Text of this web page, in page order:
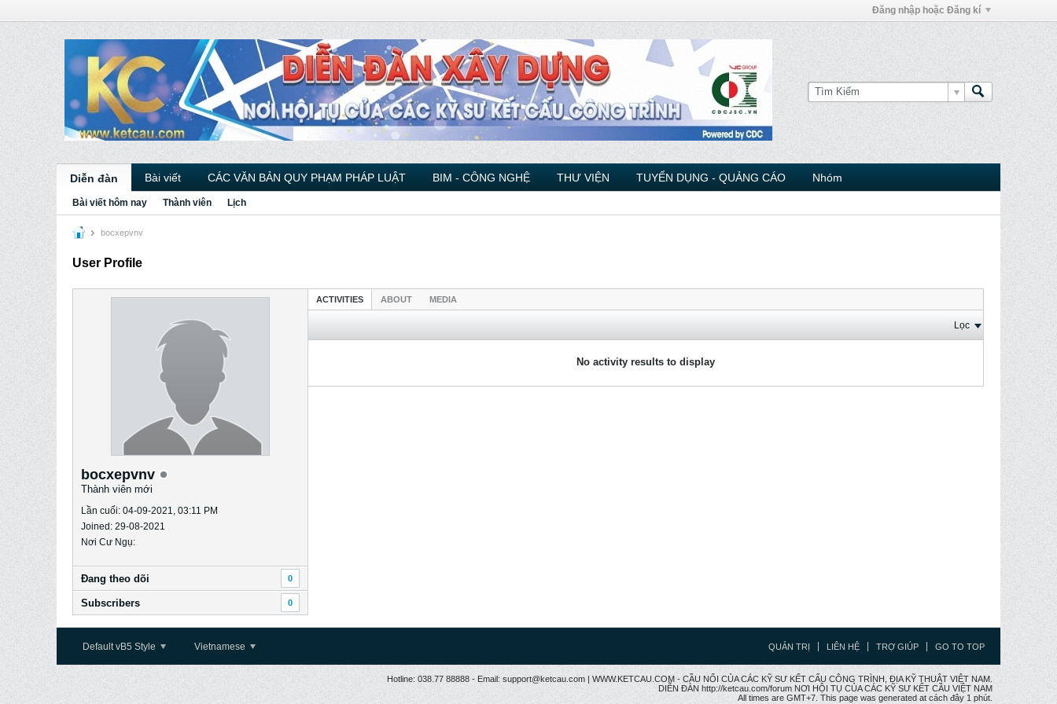
Đăng nhập hoặc Đăng kí
Diễn đàn Bài viết CÁC VĂN BẢN QUY PHẠM PHÁP LUẬT BIM - CÔNG NGHỆ THƯ VIỆN TUYỂN DỤNG - QUẢNG CÁO Nhóm
Bài viết hôm nay Thành viên Lịch
bocxepvnv
User Profile
bocxepvnv
Thành viên mới
Lần cuối: 04-09-2021, 03:11 PM
Joined: 29-08-2021
Nơi Cư Ngụ:
Ðang theo dõi 0
Subscribers 0
ACTIVITIES ABOUT MEDIA
Lọc
No activity results to display
Default vB5 Style Vietnamese QUẢN TRỊ LIÊN HỆ TRỢ GIÚP GO TO TOP
Hotline: 038.77 88888 - Email: support@ketcau.com | WWW.KETCAU.COM - CẦU NỐI CỦA CÁC KỸ SƯ KẾT CẤU CÔNG TRÌNH, ĐỊA KỸ THUẬT VIỆT NAM.
DIỄN ĐÀN http://ketcau.com/forum NƠI HỘI TỤ CỦA CÁC KỸ SƯ KẾT CÂU VIỆT NAM
All times are GMT+7. This page was generated at cách đây 1 phút.